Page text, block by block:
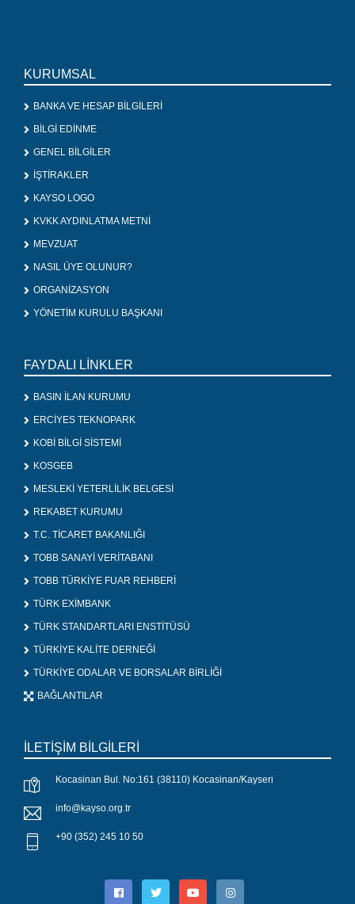
KURUMSAL
BANKA VE HESAP BİLGİLERİ
BİLGİ EDİNME
GENEL BİLGİLER
İŞTİRAKLER
KAYSO LOGO
KVKK AYDINLATMA METNİ
MEVZUAT
NASIL ÜYE OLUNUR?
ORGANİZASYON
YÖNETİM KURULU BAŞKANI
FAYDALI LİNKLER
BASIN İLAN KURUMU
ERCİYES TEKNOPARK
KOBİ BİLGİ SİSTEMİ
KOSGEB
MESLEKİ YETERLİLİK BELGESİ
REKABET KURUMU
T.C. TİCARET BAKANLIĞI
TOBB SANAYİ VERİTABANI
TOBB TÜRKİYE FUAR REHBERİ
TÜRK EXİMBANK
TÜRK STANDARTLARI ENSTİTÜSÜ
TÜRKİYE KALİTE DERNEĞİ
TÜRKİYE ODALAR VE BORSALAR BİRLİĞİ
BAĞLANTILAR
İLETİŞİM BİLGİLERİ
Kocasinan Bul. No:161 (38110) Kocasinan/Kayseri
info@kayso.org.tr
+90 (352) 245 10 50